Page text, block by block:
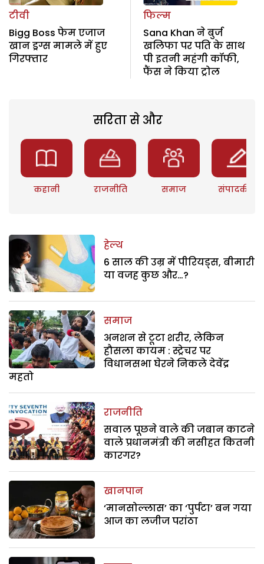
टीवी
Bigg Boss फेम एजाज
खान ड्रग्स मामले में हुए
गिरफ्तार
फिल्म
Sana Khan ने बुर्ज
खलिफा पर पति के साथ
पी इतनी महंगी कॉफी,
फैंस ने किया ट्रोल
सरिता से और
कहानी राजनीति समाज संपादकीय
हेल्थ
6 साल की उम्र में पीरियड्स, बीमारी
या वजह कुछ और…?
समाज
अनशन से टूटा शरीर, लेकिन
हौसला कायम : स्ट्रेचर पर
विधानसभा घेरने निकले देवेंद्र
महतो
राजनीति
सवाल पूछने वाले की जबान काटने
वाले प्रधानमंत्री की नसीहत कितनी
कारगर?
खानपान
‘मानसोल्लास’ का ‘पुर्पटा’ बन गया
आज का लजीज परांठा